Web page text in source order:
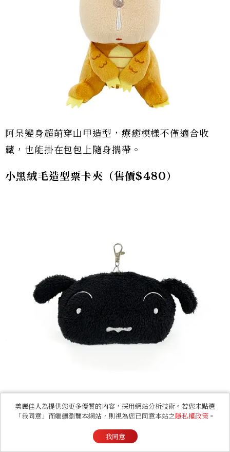
阿呆變身超萌穿山甲造型，療癒模樣不僅適合收
藏，也能掛在包包上隨身攜帶。
小黑絨毛造型票卡夾（售價$480）
以劇場版中登場的「小黑」為造型，毛茸茸的票卡
美麗佳人為提供您更多優質的內容，採用網站分析技術。若您未點選
「我同意」而繼續瀏覽本網站，則視為您已同意本站之隱私權政策 。
我同意